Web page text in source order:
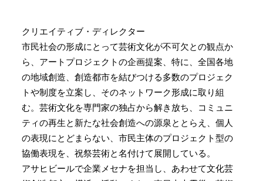
クリエイティブ・ディレクター
市民社会の形成にとって芸術文化が不可欠との観点か
ら、アートプロジェクトの企画提案、特に、全国各地
の地域創造、創造都市を結びつける多数のプロジェク
トや制度を立案し、そのネットワーク形成に取り組
む。芸術文化を専門家の独占から解き放ち、コミュニ
ティの再生と新たな社会創造への源泉ととらえ、個人
の表現にとどまらない、市民主体のプロジェクト型の
協働表現を、祝祭芸術と名付けて展開している。
アサヒビールで企業メセナを担当し、あわせて文化芸